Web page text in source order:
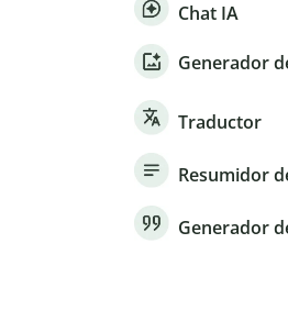
Chat IA
Generador
Traductor
Resumidor
Generador